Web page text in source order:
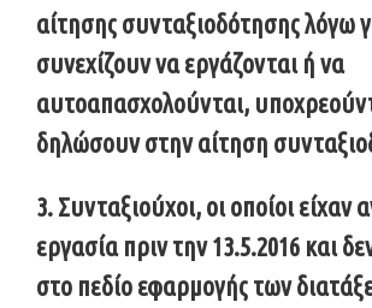
αίτησης συνταξιοδότησης λόγω
συνεχίζουν να εργάζονται ή να
αυτοαπασχολούνται,
δηλώσουν στην αίτηση
3. Συνταξιούχοι, οι οποίοι είχαν
εργασία πριν την 13.5.2016 και
στο πεδίο εφαρμογής των